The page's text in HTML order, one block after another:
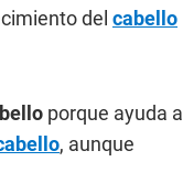
del cabello
porque ayuda a
, aunque